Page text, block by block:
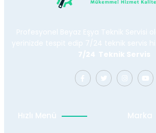
Profesyonel Beyaz Eşya Teknik Servisi
yerinizde tespit edip 7/24 teknik servis
7/24 Teknik Servis
Hızlı Menü Marka